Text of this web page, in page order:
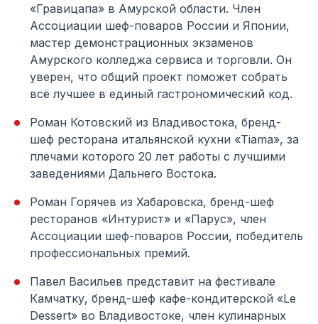
«Гравицапа» в Амурской области. Член
Ассоциации шеф-поваров России и Японии,
мастер демонстрационных экзаменов
Амурского колледжа сервиса и торговли. Он
уверен, что общий проект поможет собрать
всё лучшее в единый гастрономический код.
Роман Котовский из Владивостока, бренд-
шеф ресторана итальянской кухни «Tiama», за
плечами которого 20 лет работы с лучшими
заведениями Дальнего Востока.
Роман Горячев из Хабаровска, бренд-шеф
ресторанов «Интурист» и «Парус», член
Ассоциации шеф-поваров России, победитель
профессиональных премий.
Павел Васильев представит на фестивале
Камчатку, бренд-шеф кафе-кондитерской «Le
Dessert» во Владивостоке, член кулинарных